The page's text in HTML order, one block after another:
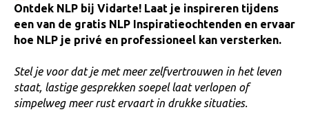
Ontdek NLP bij Vidarte! Laat je inspireren tijdens
een van de gratis NLP Inspiratieochtenden en ervaar
hoe NLP je privé en professioneel kan versterken.
Stel je voor dat je met meer zelfvertrouwen in het leven
staat, lastige gesprekken soepel laat verlopen of
simpelweg meer rust ervaart in drukke situaties.